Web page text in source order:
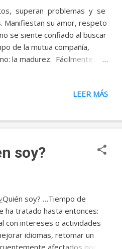
superan problemas y se
su amor, respeto
se siente confiado al buscar
de la mutua compañía,
la madurez. Fácilmente
cercanía afectiva,LEER MÁS
soy?
soy? …Tiempo de
ha tratado hasta entonces:
con intereses o actividades
idiomas, retomar un